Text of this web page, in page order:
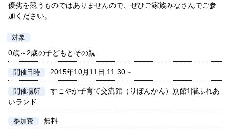
優劣を競うものではありませんので、ぜひご家族みなさんでご参
加ください。
対象
0歳～2歳の子どもとその親
開催日時 2015年10月11日 11:30～
開催場所
すこやか子育て交流館（りぼんかん）別館1階ふれあ
いランド
参加費 無料